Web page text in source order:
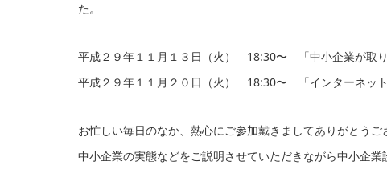
た。
平成２９年１１月１３日（火） 18:30〜 「中小企業が取り
平成２９年１１月２０日（火） 18:30〜 「インターネット
お忙しい毎日のなか、熱心にご参加戴きましてありがとうご
中小企業の実態などをご説明させていただきながら中小企